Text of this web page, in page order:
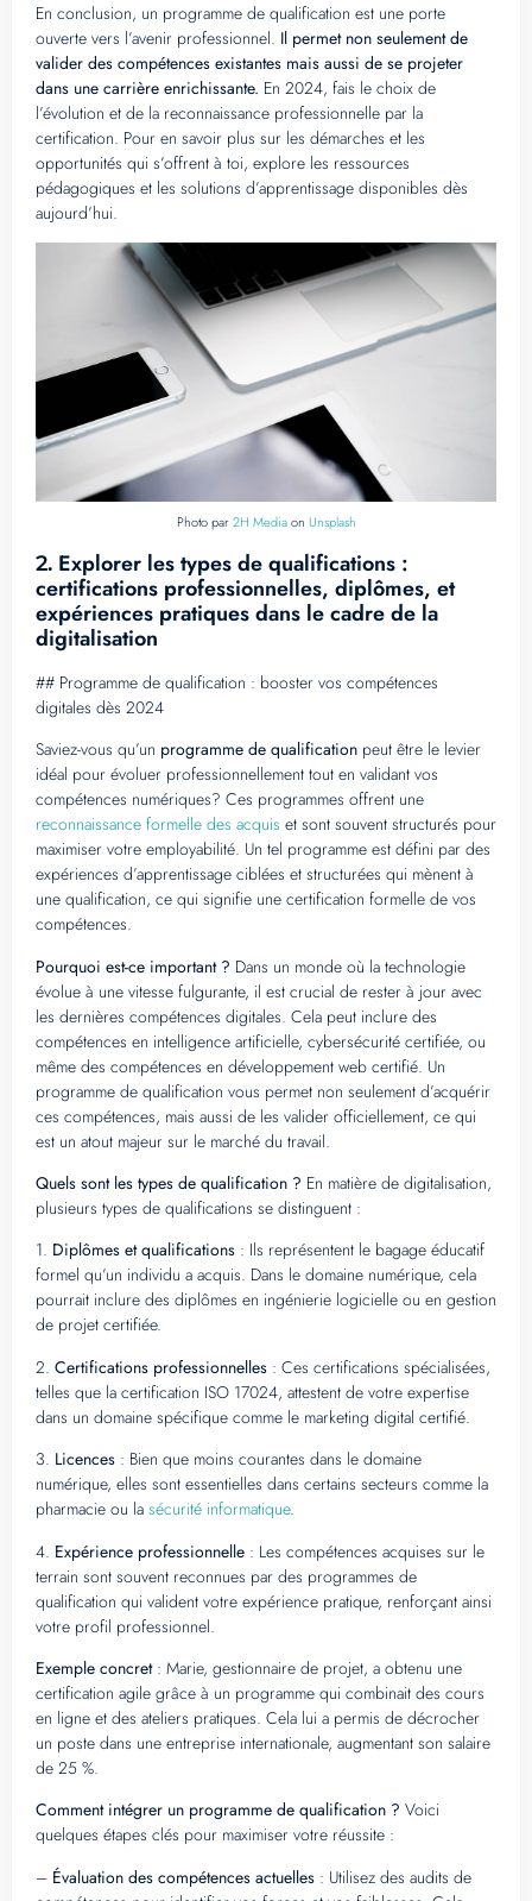
En conclusion, un programme de qualification est une porte
ouverte vers l’avenir professionnel. Il permet non seulement de
valider des compétences existantes mais aussi de se projeter
dans une carrière enrichissante. En 2024, fais le choix de
l’évolution et de la reconnaissance professionnelle par la
certification. Pour en savoir plus sur les démarches et les
opportunités qui s’offrent à toi, explore les ressources
pédagogiques et les solutions d’apprentissage disponibles dès
aujourd’hui.
Photo par2H Mediaon Unsplash
2. Explorer les types de qualifications :
certifications professionnelles, diplômes, et
expériences pratiques dans le cadre de la
digitalisation
## Programme de qualification : booster vos compétences
digitales dès 2024
Saviez-vous qu’un programme de qualification peut être le levier
idéal pour évoluer professionnellement tout en validant vos
compétences numériques? Ces programmes offrent une
reconnaissance formelle des acquis et sont souvent structurés pour
maximiser votre employabilité. Un tel programme est défini par des
expériences d’apprentissage ciblées et structurées qui mènent à
une qualification, ce qui signifie une certification formelle de vos
compétences.
Pourquoi est-ce important ? Dans un monde où la technologie
évolue à une vitesse fulgurante, il est crucial de rester à jour avec
les dernières compétences digitales. Cela peut inclure des
compétences en intelligence artificielle, cybersécurité certifiée, ou
même des compétences en développement web certifié. Un
programme de qualification vous permet non seulement d’acquérir
ces compétences, mais aussi de les valider officiellement, ce qui
est un atout majeur sur le marché du travail.
Quels sont les types de qualification ? En matière de digitalisation,
plusieurs types de qualifications se distinguent :
1. Diplômes et qualifications : Ils représentent le bagage éducatif
formel qu’un individu a acquis. Dans le domaine numérique, cela
pourrait inclure des diplômes en ingénierie logicielle ou en gestion
de projet certifiée.
2. Certifications professionnelles : Ces certifications spécialisées,
telles que la certification ISO 17024, attestent de votre expertise
dans un domaine spécifique comme le marketing digital certifié.
3. Licences : Bien que moins courantes dans le domaine
numérique, elles sont essentielles dans certains secteurs comme la
pharmacie ou la sécurité informatique.
4. Expérience professionnelle : Les compétences acquises sur le
terrain sont souvent reconnues par des programmes de
qualification qui valident votre expérience pratique, renforçant ainsi
votre profil professionnel.
Exemple concret: Marie, gestionnaire de projet, a obtenu une
certification agile grâce à un programme qui combinait des cours
en ligne et des ateliers pratiques. Cela lui a permis de décrocher
un poste dans une entreprise internationale, augmentant son salaire
de 25 %.
Comment intégrer un programme de qualification ? Voici
quelques étapes clés pour maximiser votre réussite :
– Évaluation des compétences actuelles : Utilisez des audits de